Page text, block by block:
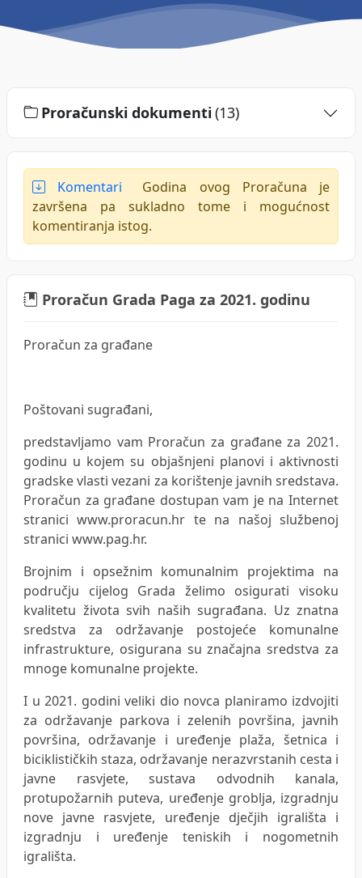
Komentari
Godina ovog Proračuna je
završena pa sukladno tome i mogućnost
komentiranja istog.
Proračun Grada Paga za 2021. godinu
Proračun za građane
Poštovani sugrađani,
predstavljamo vam Proračun za građane za 2021.
godinu u kojem su objašnjeni planovi i aktivnosti
gradske vlasti vezani za korištenje javnih sredstava.
Proračun za građane dostupan vam je na Internet
stranici www.proracun.hr te na našoj službenoj
stranici www.pag.hr.
Brojnim i opsežnim komunalnim projektima na
području cijelog Grada želimo osigurati visoku
kvalitetu života svih naših sugrađana. Uz znatna
sredstva za održavanje postojeće komunalne
infrastrukture, osigurana su značajna sredstva za
mnoge komunalne projekte.
I u 2021. godini veliki dio novca planiramo izdvojiti
za održavanje parkova i zelenih površina, javnih
površina, održavanje i uređenje plaža, šetnica i
biciklističkih staza, održavanje nerazvrstanih cesta i
javne rasvjete, sustava odvodnih kanala,
protupožarnih puteva, uređenje groblja, izgradnju
nove javne rasvjete, uređenje dječjih igrališta i
izgradnju i uređenje teniskih i nogometnih
igrališta.
Proračunski dokumenti(13)